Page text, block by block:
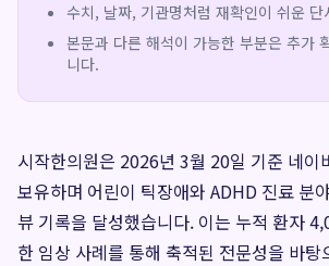
수치, 날짜, 기관명처럼 재확인이 쉬운 단
본문과 다른 해석이 가능한 부분은 추가
니다.
시작한의원은 2026년 3월 20일 기준 네이
보유하며 어린이 틱장애와 ADHD 진료 분
뷰 기록을 달성했습니다. 이는 누적 환자
한 임상 사례를 통해 축적된 전문성을 바탕